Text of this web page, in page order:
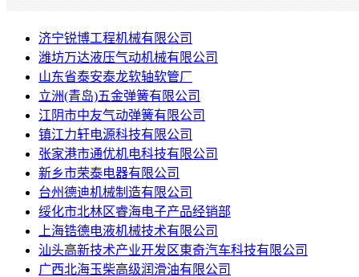
济宁锐博工程机械有限公司
潍坊万达液压气动机械有限公司
山东省泰安泰龙软轴软管厂
立洲(青岛)五金弹簧有限公司
江阴市中友气动弹簧有限公司
镇江力轩电源科技有限公司
张家港市通优机电科技有限公司
新乡市荣泰电器有限公司
台州德迪机械制造有限公司
绥化市北林区睿海电子产品经销部
上海锆德电液机械技术有限公司
汕头高新技术产业开发区東奇汽车科技有限公司
广西北海玉柴高级润滑油有限公司